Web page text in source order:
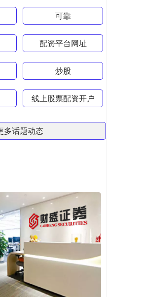
可靠
配资平台网址
炒股
线上股票配资开户
多话题动态